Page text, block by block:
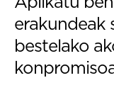
erakundeak
bestelako